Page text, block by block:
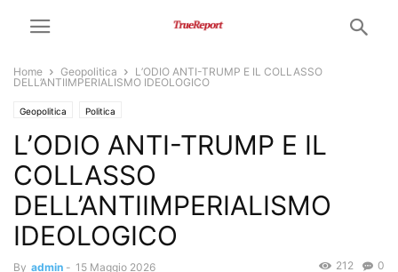
Home Geopolitica
L’ODIO ANTI-TRUMP E IL COLLASSO
DELL’ANTIIMPERIALISMO IDEOLOGICO
Geopolitica Politica
L’ODIO ANTI-TRUMP E IL
COLLASSO
DELL’ANTIIMPERIALISMO
IDEOLOGICO
By admin - 15 Maggio 2026 0
212